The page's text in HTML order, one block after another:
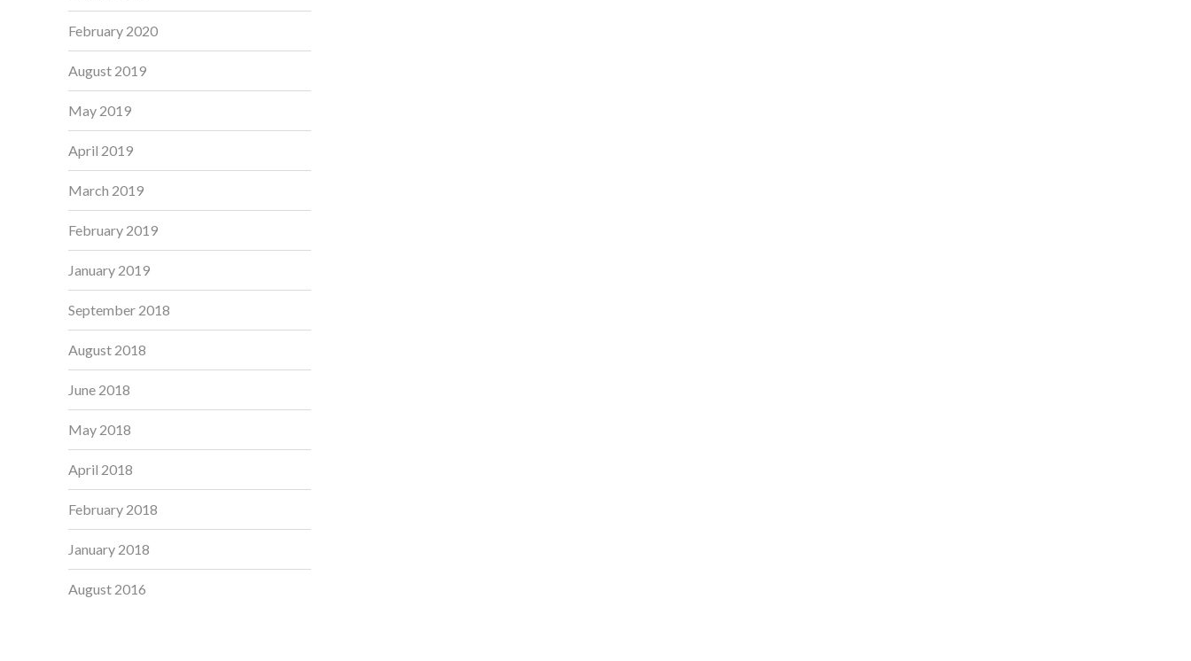
February 2020
August 2019
May 2019
April 2019
March 2019
February 2019
January 2019
September 2018
August 2018
June 2018
May 2018
April 2018
February 2018
January 2018
August 2016